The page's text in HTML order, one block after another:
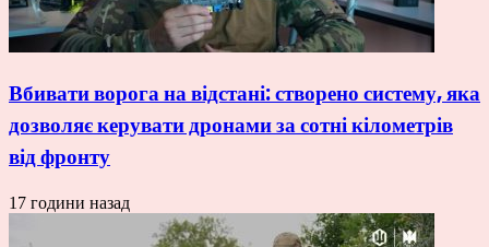
Вбивати ворога на відстані: створено систему, яка
дозволяє керувати дронами за сотні кілометрів
від фронту
17 години назад